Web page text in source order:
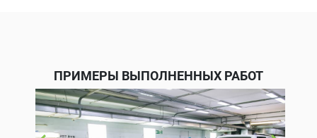
ПРИМЕРЫ ВЫПОЛНЕННЫХ РАБОТ